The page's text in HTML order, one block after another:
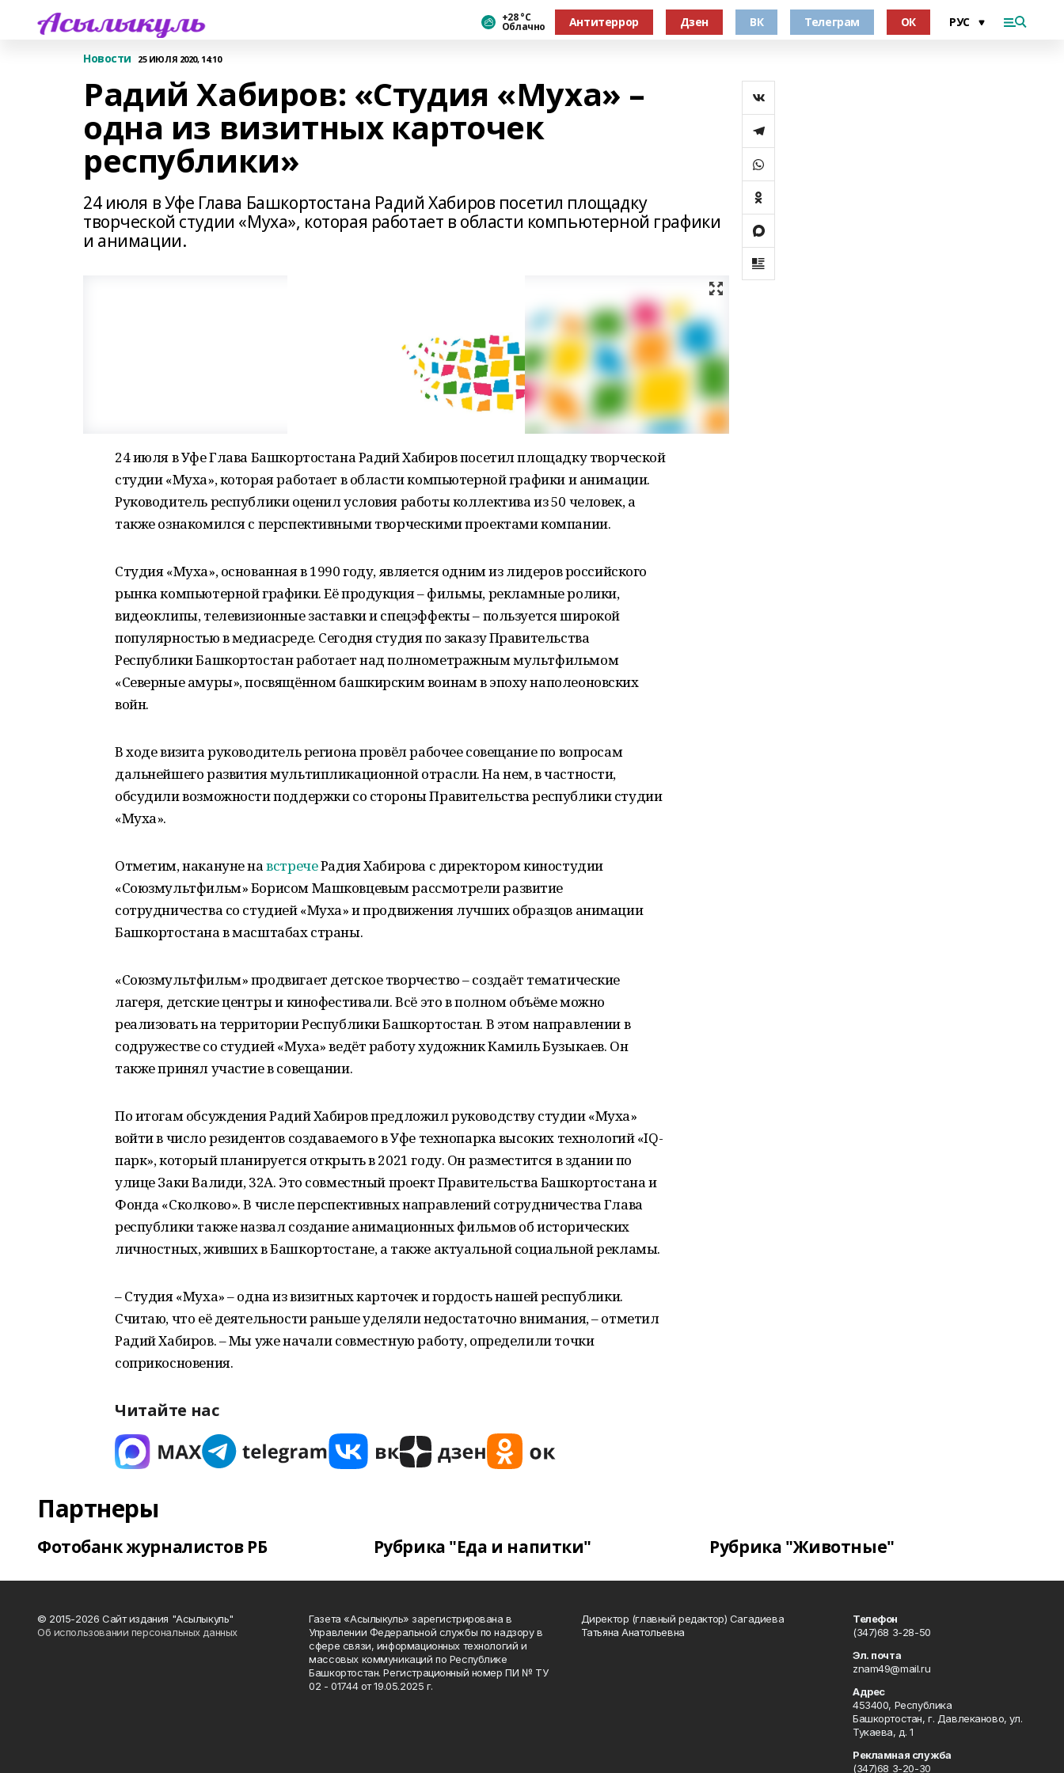
+28 °С
Облачно Антитеррор Дзен ВК Телеграм ОК
Новости 25 ИЮЛЯ 2020, 14:10
Радий Хабиров: «Студия «Муха» –
одна из визитных карточек
республики»
24 июля в Уфе Глава Башкортостана Радий Хабиров посетил площадку
творческой студии «Муха», которая работает в области компьютерной графики
и анимации.
24 июля в Уфе Глава Башкортостана Радий Хабиров посетил площадку творческой
студии «Муха», которая работает в области компьютерной графики и анимации.
Руководитель республики оценил условия работы коллектива из 50 человек, а
также ознакомился с перспективными творческими проектами компании.
Студия «Муха», основанная в 1990 году, является одним из лидеров российского
рынка компьютерной графики. Её продукция – фильмы, рекламные ролики,
видеоклипы, телевизионные заставки и спецэффекты – пользуется широкой
популярностью в медиасреде. Сегодня студия по заказу Правительства
Республики Башкортостан работает над полнометражным мультфильмом
«Северные амуры», посвящённом башкирским воинам в эпоху наполеоновских
войн.
В ходе визита руководитель региона провёл рабочее совещание по вопросам
дальнейшего развития мультипликационной отрасли. На нем, в частности,
обсудили возможности поддержки со стороны Правительства республики студии
«Муха».
Отметим, накануне навстречеРадия Хабирова с директором киностудии
«Союзмультфильм» Борисом Машковцевым рассмотрели развитие
сотрудничества со студией «Муха» и продвижения лучших образцов анимации
Башкортостана в масштабах страны.
«Союзмультфильм» продвигает детское творчество – создаёт тематические
лагеря, детские центры и кинофестивали. Всё это в полном объёме можно
реализовать на территории Республики Башкортостан. В этом направлении в
содружестве со студией «Муха» ведёт работу художник Камиль Бузыкаев. Он
также принял участие в совещании.
По итогам обсуждения Радий Хабиров предложил руководству студии «Муха»
войти в число резидентов создаваемого в Уфе технопарка высоких технологий «IQ-
парк», который планируется открыть в 2021 году. Он разместится в здании по
улице Заки Валиди, 32А. Это совместный проект Правительства Башкортостана и
Фонда «Сколково». В числе перспективных направлений сотрудничества Глава
республики также назвал создание анимационных фильмов об исторических
личностных, живших в Башкортостане, а также актуальной социальной рекламы.
– Студия «Муха» – одна из визитных карточек и гордость нашей республики.
Считаю, что её деятельности раньше уделяли недостаточно внимания, – отметил
Радий Хабиров. – Мы уже начали совместную работу, определили точки
соприкосновения.
Читайте нас
Партнеры
Фотобанк журналистов РБ Рубрика "Еда и напитки" Рубрика "Животные"
© 2015-2026 Сайт издания "Асылыкуль"
Об использовании персональных данных
Газета «Асылыкуль» зарегистрирована в
Управлении Федеральной службы по надзору в
сфере связи, информационных технологий и
массовых коммуникаций по Республике
Башкортостан. Регистрационный номер ПИ № ТУ
02 - 01744 от 19.05.2025 г.
Директор (главный редактор) Сагадиева
Татьяна Анатольевна
Телефон
(347)68 3-28-50
Эл. почта
znam49@mail.ru
Адрес
453400, Республика
Башкортостан, г. Давлеканово, ул.
Тукаева, д. 1
Рекламная служба
(347)68 3-20-30